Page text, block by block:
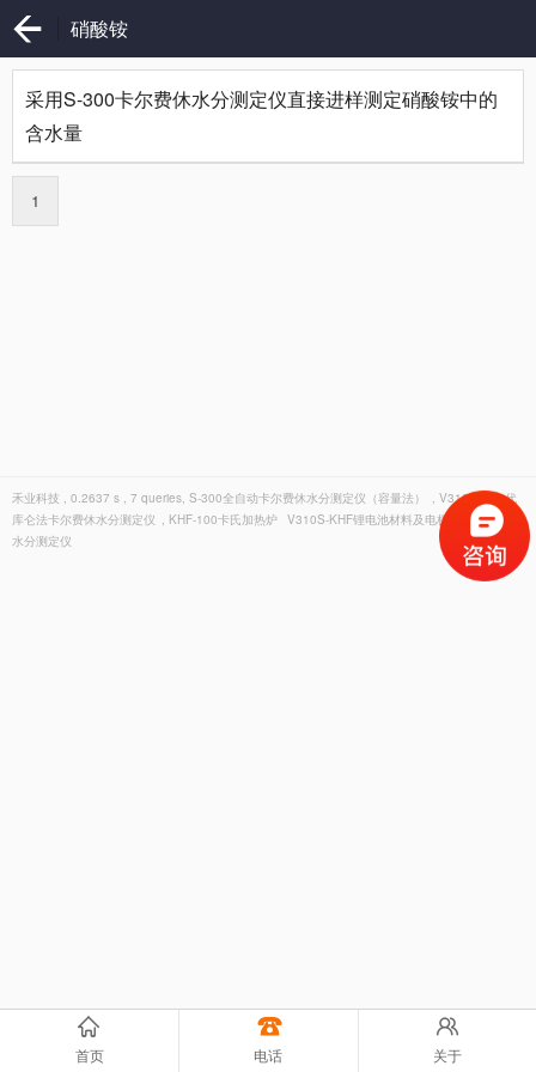
硝酸铵
采用S-300卡尔费休水分测定仪直接进样测定硝酸铵中的
含水量
1
禾业科技 , 0.2637 s , 7 queries, S-300全自动卡尔费休水分测定仪（容量法） , V310创新一代
库仑法卡尔费休水分测定仪 , KHF-100卡氏加热炉 V310S-KHF锂电池材料及电极膜片专用卡氏
水分测定仪
首页 电话 关于